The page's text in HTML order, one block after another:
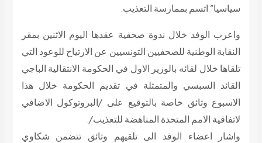
سياسيا” اتسم بممارسة التعذيب.
واعرب الوفد خلال ندوة صحفية عقدها اليوم الاثنين بمقر
النقابة الوطنية للصحفيين التونسيين عن الارتياح للوعود التي
تلقاها خلال لقائه بالوزير الاول في الحكومة الانتقالية الباجي
القائد السبسي والمتمثلة في تقديم الحكومة خلال هذا
الاسبوع وثائق خاصة بالتوقيع على /البروتوكول الاضافي
لاتفاقية الامم المتحدة المناهضة للتعذيب/.
واشار اعضاء الوفد الى تلقيهم وثائق تتضمن شكاوي